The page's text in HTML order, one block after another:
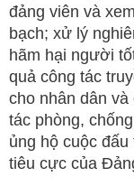
đảng viên và
bạch; xử lý
hãm hại người
quả công tác
cho nhân dân
tác phòng,
ủng hộ cuộc
tiêu cực của